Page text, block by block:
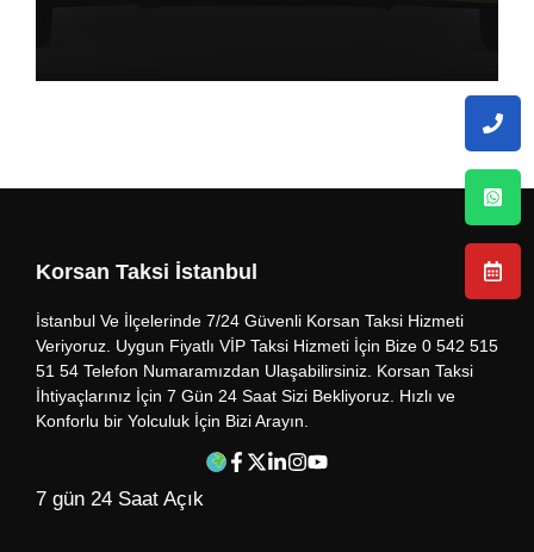
Korsan Taksi İstanbul
İstanbul Ve İlçelerinde 7/24 Güvenli Korsan Taksi Hizmeti
Veriyoruz. Uygun Fiyatlı VİP Taksi Hizmeti İçin Bize 0 542 515
51 54 Telefon Numaramızdan Ulaşabilirsiniz. Korsan Taksi
İhtiyaçlarınız İçin 7 Gün 24 Saat Sizi Bekliyoruz. Hızlı ve
Konforlu bir Yolculuk İçin Bizi Arayın.
7 gün 24 Saat Açık